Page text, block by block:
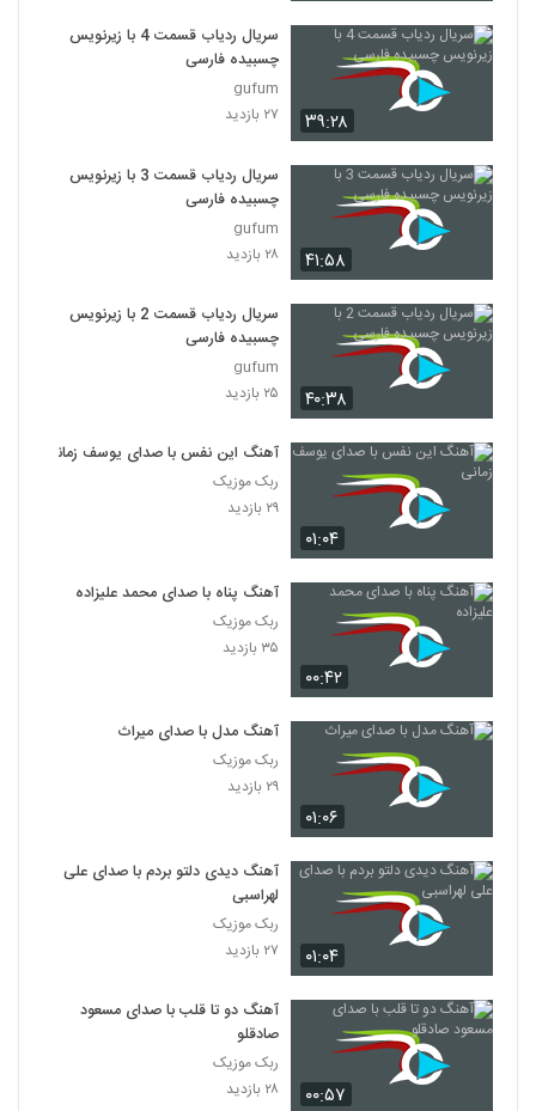
۳۹:۲۸
سریال ردیاب قسمت 4 با زیرنویس
چسبیده فارسی
gufum
۲۷ بازدید
۴۱:۵۸
سریال ردیاب قسمت 3 با زیرنویس
چسبیده فارسی
gufum
۲۸ بازدید
۴۰:۳۸
سریال ردیاب قسمت 2 با زیرنویس
چسبیده فارسی
gufum
۲۵ بازدید
۰۱:۰۴
آهنگ این نفس با صدای یوسف زمانی
ربک موزیک
۲۹ بازدید
۰۰:۴۲
آهنگ پناه با صدای محمد علیزاده
ربک موزیک
۳۵ بازدید
۰۱:۰۶
آهنگ مدل با صدای میراث
ربک موزیک
۲۹ بازدید
۰۱:۰۴
آهنگ دیدی دلتو بردم با صدای علی
لهراسبی
ربک موزیک
۲۷ بازدید
۰۰:۵۷
آهنگ دو تا قلب با صدای مسعود
صادقلو
ربک موزیک
۲۸ بازدید